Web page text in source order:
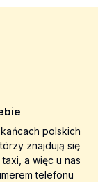
polskich
znajdują się
a więc u nas
telefonu